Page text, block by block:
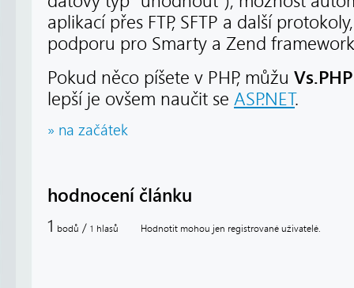
aplikací přes FTP, SFTP a další
podporu pro Smarty a Zend
Pokud něco píšete v PHP, můžu Vs.PHP
lepší je ovšem naučit se ASP.NET.
» na začátek
hodnocení článku
1 bodů / 1 hlasů Hodnotit mohou jen registrované uživatelé.